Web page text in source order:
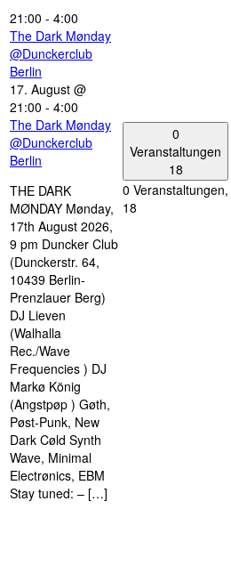
21:00 - 4:00
The Dark Mønday
@Dunckerclub
Berlin
17. August @
21:00 - 4:00
The Dark Mønday
@Dunckerclub
Berlin
THE DARK
MØNDAY Mønday,
17th August 2026,
9 pm Duncker Club
(Dunckerstr. 64,
10439 Berlin-
Prenzlauer Berg)
DJ Lieven
(Walhalla
Rec./Wave
Frequencies ) DJ
Markø König
(Angstpøp ) Gøth,
Pøst-Punk, New
Dark Cøld Synth
Wave, Minimal
Electrønics, EBM
Stay tuned: – […]
0
Veranstaltungen
18
0 Veranstaltungen,
18